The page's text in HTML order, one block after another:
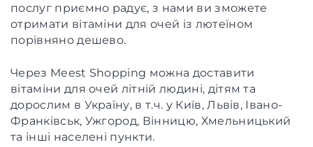
послуг приємно радує, з нами ви зможете
отримати вітаміни для очей із лютеїном
порівняно дешево.
Через Meest Shopping можна доставити
вітаміни для очей літній людині, дітям та
дорослим в Україну, в т.ч. у Київ, Львів, Івано-
Франківськ, Ужгород, Вінницю, Хмельницький
та інші населені пункти.